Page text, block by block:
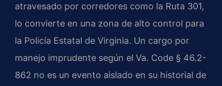
atravesado por corredores como la Ruta 301,
lo convierte en una zona de alto control para
la Policía Estatal de Virginia. Un cargo por
manejo imprudente según el Va. Code § 46.2-
862 no es un evento aislado en su historial de